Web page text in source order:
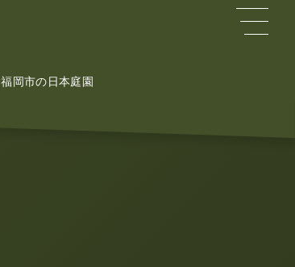
福岡市の日本庭園
Potal